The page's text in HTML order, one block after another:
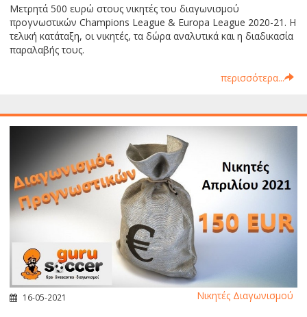
Μετρητά 500 ευρώ στους νικητές του διαγωνισμού
προγνωστικών Champions League & Europa League 2020-21. Η
τελική κατάταξη, οι νικητές, τα δώρα αναλυτικά και η διαδικασία
παραλαβής τους.
περισσότερα...
16-05-2021 Νικητές Διαγωνισμού